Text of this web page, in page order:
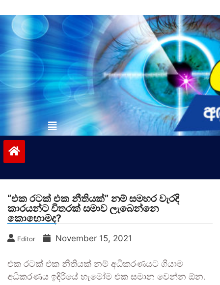
to
contentvinivida.lk
“එක රටක් එක නීතියක්” නම් සමහර වැරදි
කාරයන්ට විතරක් සමාව ලැබෙන්නෙ
කොහොමද?
Editor November 15, 2021
එක රටක් එක නීතියක් නම් අධිකරණයට ගියාම
අධිකරණය ඉදිරියේ හැමෝම එක සමාන වෙන්න ඕන.